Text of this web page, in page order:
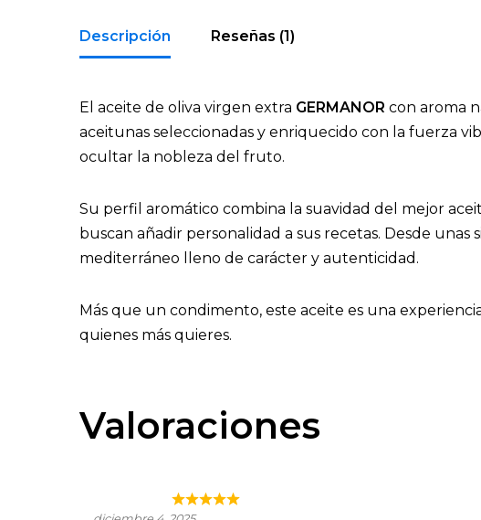
Descripción Reseñas (1)
El aceite de oliva virgen extra GERMANOR con aroma
aceitunas seleccionadas y enriquecido con la fuerza
ocultar la nobleza del fruto.
Su perfil aromático combina la suavidad del mejor
buscan añadir personalidad a sus recetas. Desde unas
mediterráneo lleno de carácter y autenticidad.
Más que un condimento, este aceite es una
quienes más quieres.
Valoraciones
SIN TÍTULO